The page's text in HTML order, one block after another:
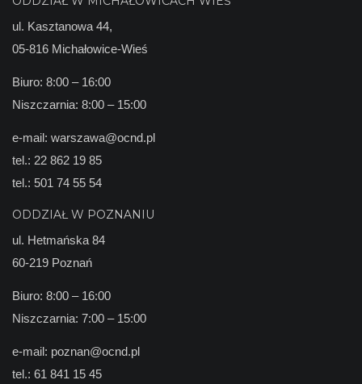
ul. Kasztanowa 44,
05-816 Michałowice-Wieś
Biuro: 8:00 – 16:00
Niszczarnia: 8:00 – 15:00
e-mail: warszawa@ocnd.pl
tel.: 22 862 19 85
tel.: 501 74 55 54
ODDZIAŁ W POZNANIU
ul. Hetmańska 84
60-219 Poznań
Biuro: 8:00 – 16:00
Niszczarnia: 7:00 – 15:00
e-mail: poznan@ocnd.pl
tel.: 61 841 15 45